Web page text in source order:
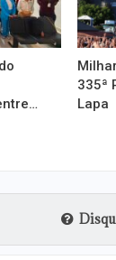
335ª
Lapa